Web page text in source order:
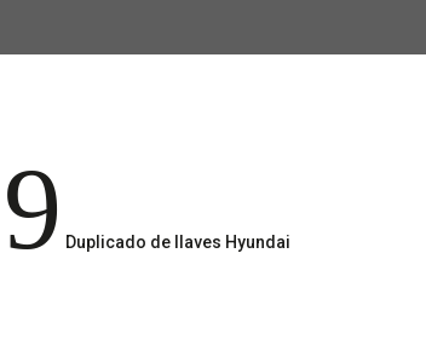
9 Duplicado de llaves Hyundai